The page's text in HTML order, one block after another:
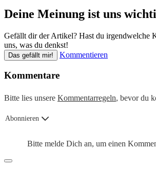
Deine Meinung ist uns
Gefällt dir der Artikel? Hast du irgendwelche
uns, was du denkst!
Das gefällt mir! Kommentieren
Kommentare
Bitte lies unsere Kommentarregeln, bevor du
Abonnieren
Bitte melde Dich an, um einen